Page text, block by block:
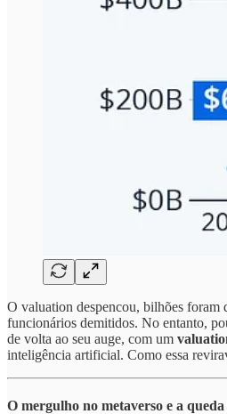
O valuation despencou, bilhões foram
funcionários demitidos. No entanto,
de volta ao seu auge, com um
inteligência artificial. Como essa
O mergulho no metaverso e a